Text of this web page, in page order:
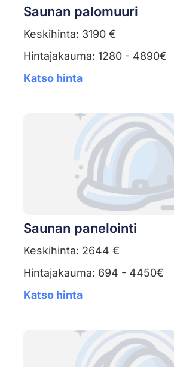
Saunan palomuuri
Keskihinta: 3190 €
Hintajakauma: 1280 - 4890€
Katso hinta
Saunan panelointi
Keskihinta: 2644 €
Hintajakauma: 694 - 4450€
Katso hinta